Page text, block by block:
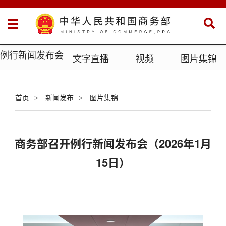
例行新闻发布会 文字直播 视频 图片集锦
首页 > 新闻发布 > 图片集锦
商务部召开例行新闻发布会（2026年1月
15日）